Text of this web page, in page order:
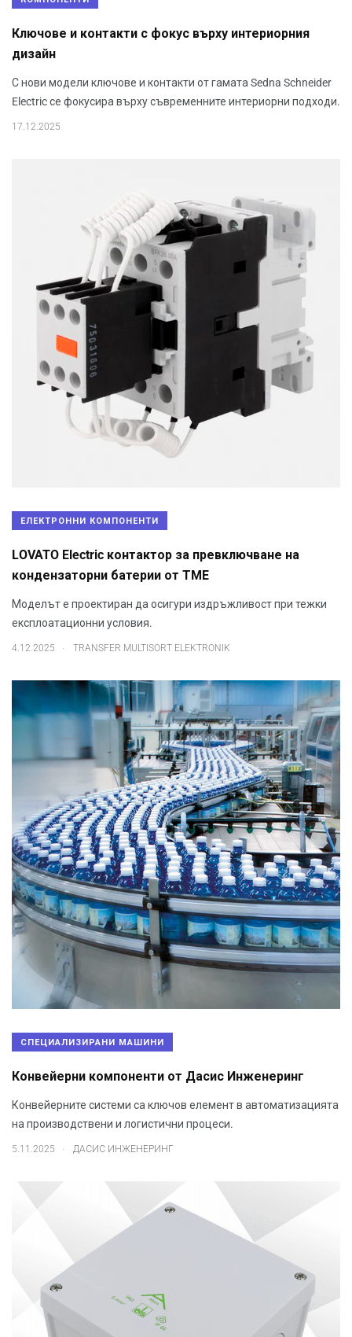
Ключове и контакти с фокус върху интериорния
дизайн
С нови модели ключове и контакти от гамата Sedna Schneider
Electric се фокусира върху съвременните интериорни подходи.
17.12.2025
ЕЛЕКТРОННИ КОМПОНЕНТИ
LOVATO Еlectric контактор за превключване на
кондензаторни батерии от ТМЕ
Моделът е проектиран да осигури издръжливост при тежки
експлоатационни условия.
4.12.2025 TRANSFER MULTISORT ELEKTRONIK
СПЕЦИАЛИЗИРАНИ МАШИНИ
Конвейерни компоненти от Дасис Инженеринг
Конвейерните системи са ключов елемент в автоматизацията
на производствени и логистични процеси.
5.11.2025 ДАСИС ИНЖЕНЕРИНГ